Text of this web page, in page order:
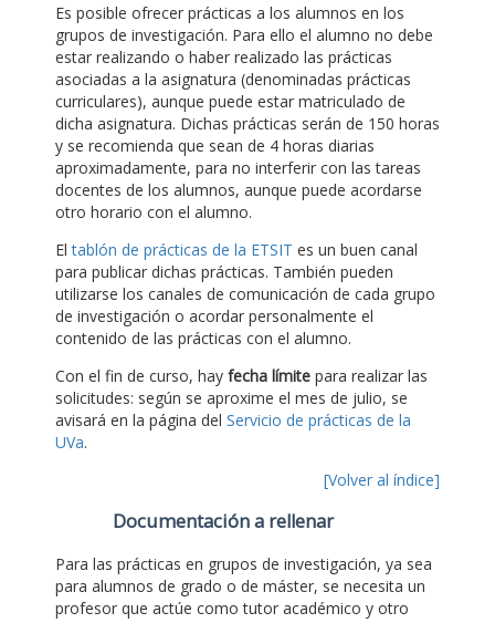
Es posible ofrecer prácticas a los alumnos en los
grupos de investigación. Para ello el alumno no debe
estar realizando o haber realizado las prácticas
asociadas a la asignatura (denominadas prácticas
curriculares), aunque puede estar matriculado de
dicha asignatura. Dichas prácticas serán de 150 horas
y se recomienda que sean de 4 horas diarias
aproximadamente, para no interferir con las tareas
docentes de los alumnos, aunque puede acordarse
otro horario con el alumno.
Eltablón de prácticas de la ETSIT es un buen canal
para publicar dichas prácticas. También pueden
utilizarse los canales de comunicación de cada grupo
de investigación o acordar personalmente el
contenido de las prácticas con el alumno.
Con el fin de curso, hay fecha límite para realizar las
solicitudes: según se aproxime el mes de julio, se
avisará en la página del Servicio de prácticas de la
UVa.
[Volver al índice]
Documentación a rellenar
Para las prácticas en grupos de investigación, ya sea
para alumnos de grado o de máster, se necesita un
profesor que actúe como tutor académico y otro